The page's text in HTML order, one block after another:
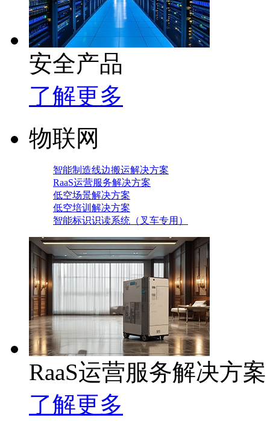
安全产品
了解更多
物联网
智能制造线边搬运解决方案
RaaS运营服务解决方案
低空场景解决方案
低空培训解决方案
智能标识识读系统（叉车专用）
RaaS运营服务解决方案
了解更多